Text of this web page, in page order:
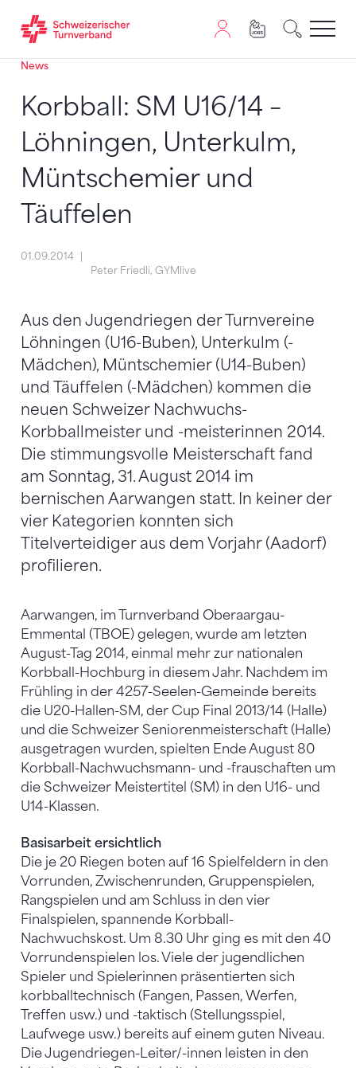
Zum Inhalt springen
Zur Sitemap navigieren
Zum Navigieren dieser Seite wird JavaScript benötigt.
News
Korbball: SM U16/14 –
Löhningen, Unterkulm,
Müntschemier und
Täuffelen
01.09.2014
Peter Friedli, GYMlive
Aus den Jugendriegen der Turnvereine
Löhningen (U16-Buben), Unterkulm (-
Mädchen), Müntschemier (U14-Buben)
und Täuffelen (-Mädchen) kommen die
neuen Schweizer Nachwuchs-
Korbballmeister und -meisterinnen 2014.
Die stimmungsvolle Meisterschaft fand
am Sonntag, 31. August 2014 im
bernischen Aarwangen statt. In keiner der
vier Kategorien konnten sich
Titelverteidiger aus dem Vorjahr (Aadorf)
profilieren.
Aarwangen, im Turnverband Oberaargau-
Emmental (TBOE) gelegen, wurde am letzten
August-Tag 2014, einmal mehr zur nationalen
Korbball-Hochburg in diesem Jahr. Nachdem im
Frühling in der 4257-Seelen-Gemeinde bereits
die U20-Hallen-SM, der Cup Final 2013/14 (Halle)
und die Schweizer Seniorenmeisterschaft (Halle)
ausgetragen wurden, spielten Ende August 80
Korbball-Nachwuchsmann- und -frauschaften um
die Schweizer Meistertitel (SM) in den U16- und
U14-Klassen.
Basisarbeit ersichtlich
Die je 20 Riegen boten auf 16 Spielfeldern in den
Vorrunden, Zwischenrunden, Gruppenspielen,
Rangspielen und am Schluss in den vier
Finalspielen, spannende Korbball-
Nachwuchskost. Um 8.30 Uhr ging es mit den 40
Vorrundenspielen los. Viele der jugendlichen
Spieler und Spielerinnen präsentierten sich
korbballtechnisch (Fangen, Passen, Werfen,
Treffen usw.) und -taktisch (Stellungsspiel,
Laufwege usw.) bereits auf einem guten Niveau.
Die Jugendriegen-Leiter/-innen leisten in den